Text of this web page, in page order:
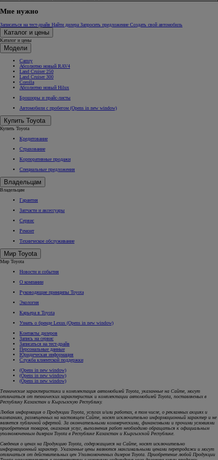
Мне нужно
Записаться на тест-драйв Найти дилера Запросить предложение Создать свой автомобиль
Каталог и цены
Каталог и цены
Модели
Camry
Абсолютно новый RAV4
Land Cruiser 250
Land Cruiser 300
Corolla
Абсолютно новый Hilux
Брошюры и прайс-листы
Автомобили с пробегом (Opens in new window)
Купить Toyota
Купить Toyota
Кредитование
Страхование
Корпоративные продажи
Специальные предложения
Владельцам
Владельцам
Гарантия
Запчасти и аксессуары
Сервис
Ремонт
Техническое обслуживание
Мир Toyota
Мир Toyota
Новости и события
О компании
Руководящие принципы Toyota
Экология
Карьера в Toyota
Узнать о бренде Lexus (Opens in new window)
Контакты дилеров
Запись на сервис
Записаться на тест-драйв
Персональные данные
Юридическая информация
Служба клиентской поддержки
(Opens in new window)
(Opens in new window)
(Opens in new window)
Технические характеристики и комплектация автомобилей Toyota, указанные на Сайте, могут
отличаться от технических характеристик и комплектации автомобилей Toyota, поставляемых в
Республику Казахстан и Кыргызскую Республику.
Любая информация о Продукции Toyota, услугах и/или работах, в том числе, о рекламных акциях и
кампаниях, размещенных на настоящем Cайте, носят исключительно информационный характер и не
является публичной офертой. За окончательными коммерческими, финансовыми и прочими условиями
приобретения товаров, оказания услуг, выполнения работ необходимо обращаться к официальным
уполномоченным дилерам Toyota в Республике Казахстан и Кыргызской Республике.
Сведения о ценах на Продукцию Toyota, содержащиеся на Сайте, носят исключительно
информационный характер. Указанные цены являются максимальными ценами перепродажи и могут
отличаться от действительных цен Уполномоченных дилеров Toyota. Приобретение любой Продукции